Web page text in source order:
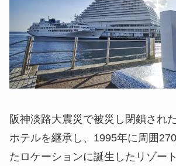
阪神淡路大震災で被災し閉鎖され
ホテルを継承し、1995年に周囲
たロケーションに誕生したリゾー